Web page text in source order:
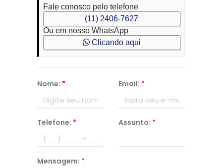
Fale conosco pelo telefone
(11) 2406-7627
Ou em nosso WhatsApp
Clicando aqui
Nome: * Email: *
Telefone: * Assunto: *
Mensagem: *